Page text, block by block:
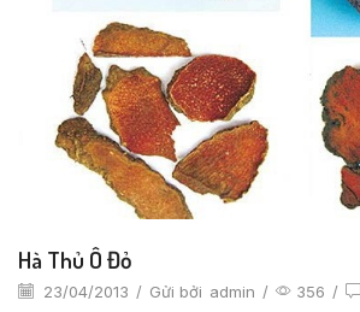
Hà Thủ Ô Đỏ
23/04/2013 / Gửi bởi admin / 356 /